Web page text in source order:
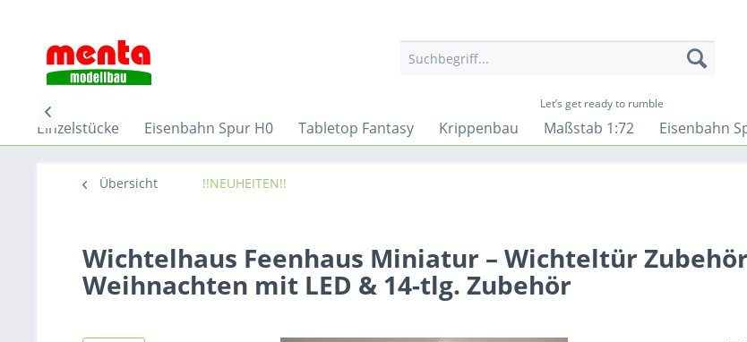
Let’s get ready to rumble
Einzelstücke Eisenbahn Spur H0 Tabletop Fantasy Krippenbau Maßstab 1:72 Eisenbahn

Übersicht !!NEUHEITEN!!
Wichtelhaus Feenhaus Miniatur – Wichteltür Zubehör
Weihnachten mit LED & 14-tlg. Zubehör